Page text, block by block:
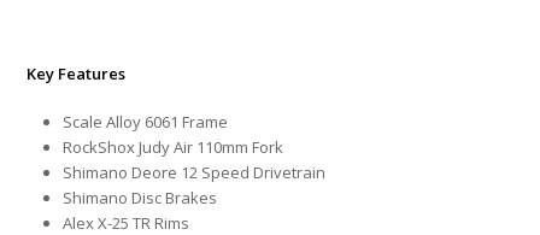
Key Features
Scale Alloy 6061 Frame
RockShox Judy Air 110mm Fork
Shimano Deore 12 Speed Drivetrain
Shimano Disc Brakes
Alex X-25 TR Rims